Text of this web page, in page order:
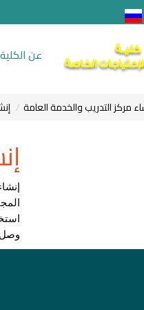
عن الكلية
مركز التدريب والخدمة العامة
وصل